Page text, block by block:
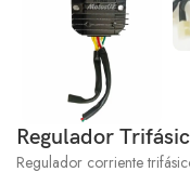
Regulador
Regulador corriente